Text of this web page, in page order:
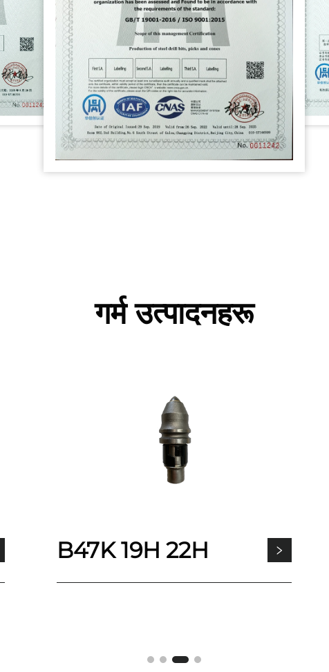
गर्म उत्पादनहरू
B47K 19H 22H